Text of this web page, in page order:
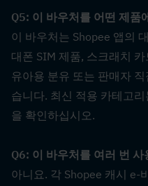
Q5: 이 바우처를 어떤 제품
이 바우처는 Shopee 앱의
대폰 SIM 제품, 스크래치
유아용 분유 또는 판매자
습니다. 최신 적용 카테고
을 확인하십시오.
Q6: 이 바우처를 여러 번 사
아니요. 각 Shopee 캐시 e-